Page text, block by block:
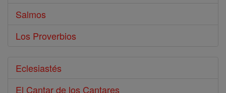
Salmos
Los Proverbios
Eclesiastés
El Cantar de los Cantares